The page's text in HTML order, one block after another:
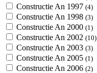
Constructie An 1997 (4)
Constructie An 1998 (3)
Constructie An 2000 (1)
Constructie An 2002 (10)
Constructie An 2003 (3)
Constructie An 2005 (1)
Constructie An 2006 (2)